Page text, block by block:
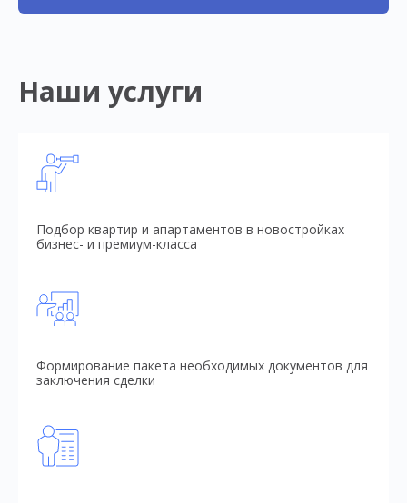
Наши услуги
Подбор квартир и апартаментов в новостройках
бизнес- и премиум-класса
Формирование пакета необходимых документов для
заключения сделки